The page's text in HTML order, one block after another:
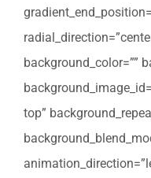
background_color=””
top”